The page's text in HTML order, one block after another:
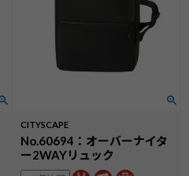
CITYSCAPE
No.60694：オーバーナイタ
ー2WAYリュック